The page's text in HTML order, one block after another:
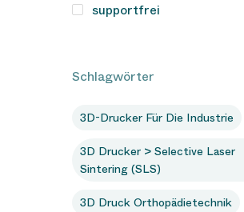
supportfrei
Schlagwörter
3D-Drucker Für Die Industrie
3D Drucker > Selective Laser
Sintering (SLS)
3D Druck Orthopädietechnik